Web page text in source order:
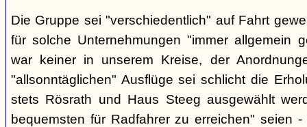
Die Gruppe sei "verschiedentlich" auf Fahrt
für solche Unternehmungen "immer allgemein
war keiner in unserem Kreise, der
"allsonntäglichen" Ausflüge sei schlicht die
stets Rösrath und Haus Steeg ausgewählt
bequemsten für Radfahrer zu erreichen" seien